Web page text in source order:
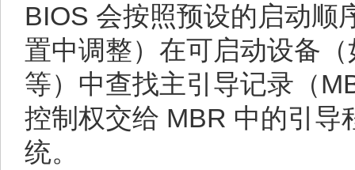
BIOS 会按照预设的启动顺
置中调整）在可启动设备
等）中查找主引导记录（
控制权交给 MBR 中的引导
统。